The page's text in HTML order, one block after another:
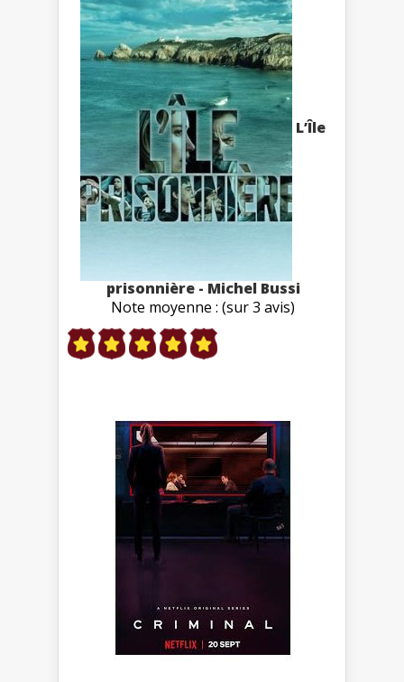
L’Île
prisonnière - Michel Bussi
Note moyenne : (sur 3 avis)